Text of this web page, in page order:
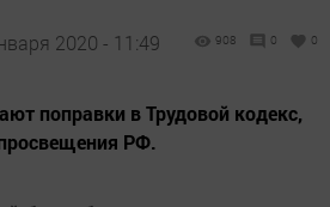
2020 - 11:49 908 0 0
поправки в Трудовой кодекс,
РФ.